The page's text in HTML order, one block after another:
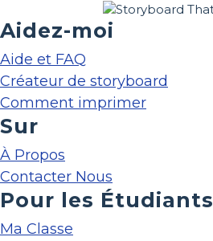
Aidez-moi
Aide et FAQ
Créateur de storyboard
Comment imprimer
Sur
À Propos
Contacter Nous
Pour les Étudiants
Ma Classe